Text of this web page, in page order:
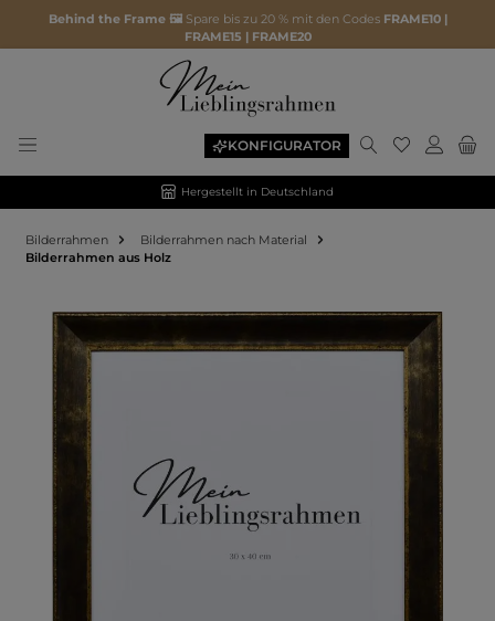
Behind the Frame 🖼️ Spare bis zu 20 % mit den Codes FRAME10 |
FRAME15 | FRAME20
KONFIGURATOR
Hergestellt in Deutschland
Bilderrahmen
Bilderrahmen nach Material
Bilderrahmen aus Holz
Bildergalerie überspringen